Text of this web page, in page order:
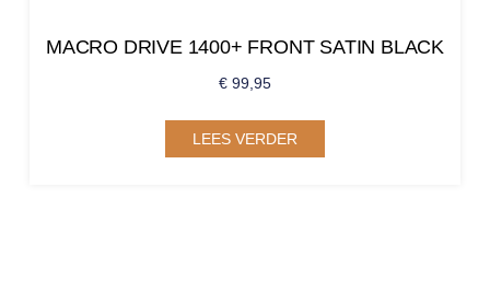
MACRO DRIVE 1400+ FRONT SATIN BLACK
€ 99,95
LEES VERDER